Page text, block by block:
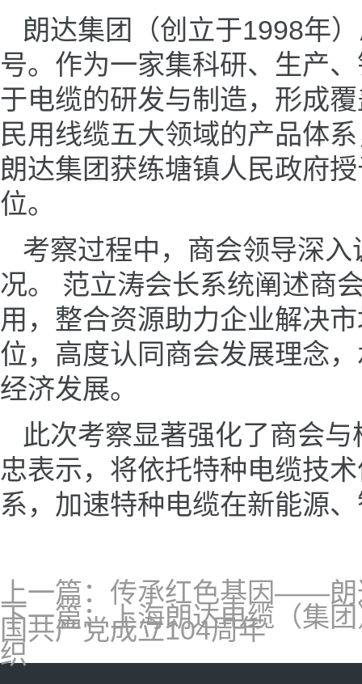
朗达集团（创立于1998年
号。作为一家集科研、生产
于电缆的研发与制造，形成
民用线缆五大领域的产品体
朗达集团获练塘镇人民政府
位。
考察过程中，商会领导深
况。 范立涛会长系统阐述商
用，整合资源助力企业解决
位，高度认同商会发展理念
经济发展。
此次考察显著强化了商会
忠表示，将依托特种电缆技
系，加速特种电缆在新能源
上一篇：传承红色基因——
国共产党成立104周年
下一篇：上海朗达电缆（集
织